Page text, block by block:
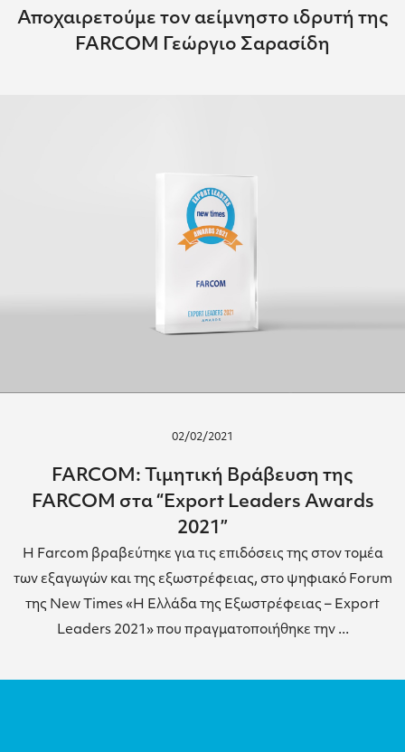
Αποχαιρετούμε τον αείμνηστο ιδρυτή της
FARCOM Γεώργιο Σαρασίδη
02/02/2021
FARCOM: Τιμητική Βράβευση της
FARCOM στα “Export Leaders Awards
2021”
Η Farcom βραβεύτηκε για τις επιδόσεις της στον τομέα
των εξαγωγών και της εξωστρέφειας, στο ψηφιακό Forum
της New Times «Η Ελλάδα της Εξωστρέφειας – Export
Leaders 2021» που πραγματοποιήθηκε την ...